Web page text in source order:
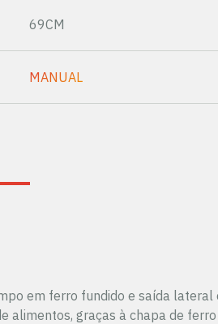
69CM
MANUAL
em ferro fundido e saída
graças à chapa de